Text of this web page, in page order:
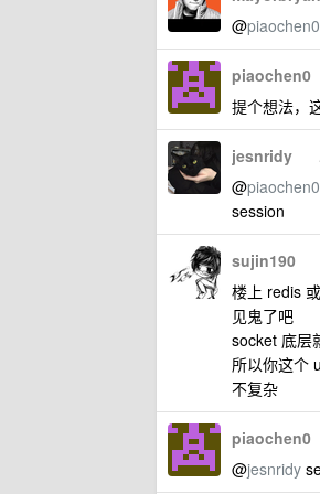
@piaochen0
piaochen0
提个想法，
jesnridy
@piaochen0
session
sujin190
楼上 redis
见鬼了吧
socket 底层
所以你这个
不复杂
piaochen0
@jesnridy